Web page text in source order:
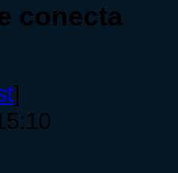
conecta
]